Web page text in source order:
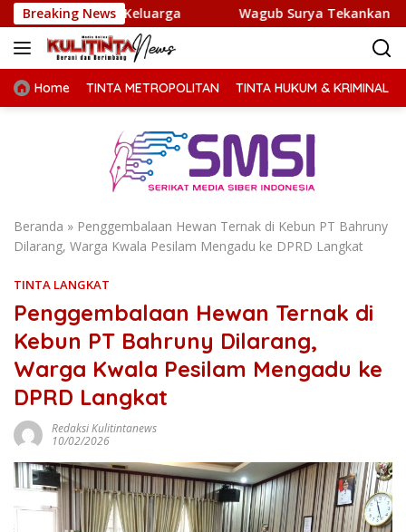
Langsung
ke
konten
Breaking NewsWagub Surya Tekankan Pentingnya
Home TINTA METROPOLITAN TINTA HUKUM & KRIMINAL
Beranda » Penggembalaan Hewan Ternak di Kebun PT Bahruny
Dilarang, Warga Kwala Pesilam Mengadu ke DPRD Langkat
TINTA LANGKAT
Penggembalaan Hewan Ternak di
Kebun PT Bahruny Dilarang,
Warga Kwala Pesilam Mengadu ke
DPRD Langkat
Redaksi Kulitintanews
10/02/2026